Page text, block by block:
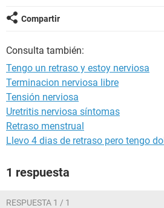
Compartir
Consulta también:
Tengo un retraso y estoy nerviosa
Terminacion nerviosa libre
Tensión nerviosa
Uretritis nerviosa síntomas
Retraso menstrual
Llevo 4 dias de retraso pero tengo
1 respuesta
RESPUESTA 1 / 1